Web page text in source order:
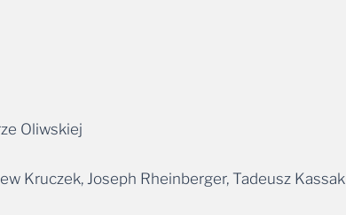
Oliwskiej
Kruczek, Joseph Rheinberger, Tadeusz Kassak